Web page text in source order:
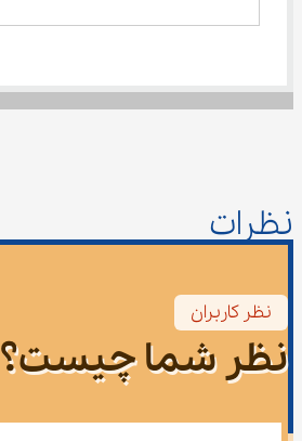
نظرات
نظر کاربران
نظر شما چیست؟